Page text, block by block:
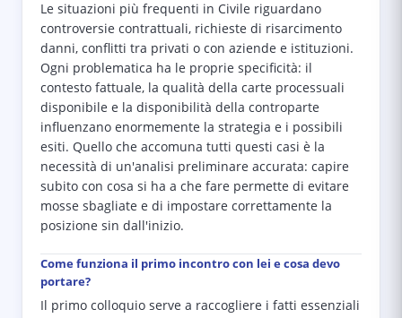
Le situazioni più frequenti in Civile riguardano
controversie contrattuali, richieste di risarcimento
danni, conflitti tra privati o con aziende e istituzioni.
Ogni problematica ha le proprie specificità: il
contesto fattuale, la qualità della carte processuali
disponibile e la disponibilità della controparte
influenzano enormemente la strategia e i possibili
esiti. Quello che accomuna tutti questi casi è la
necessità di un'analisi preliminare accurata: capire
subito con cosa si ha a che fare permette di evitare
mosse sbagliate e di impostare correttamente la
posizione sin dall'inizio.
Come funziona il primo incontro con lei e cosa devo
portare?
Il primo colloquio serve a raccogliere i fatti essenziali